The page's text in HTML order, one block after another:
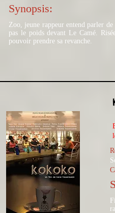
Synopsis:
Zoo, jeune rappeur entend parler
pas le poids devant Le Camé.
pouvoir prendre sa revanche.